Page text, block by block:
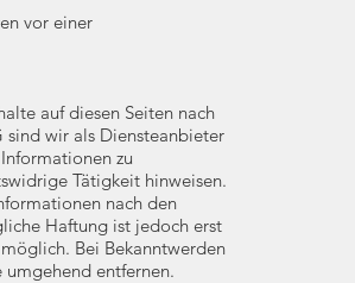
vor einer
auf diesen Seiten nach
wir als Diensteanbieter
zu
Tätigkeit hinweisen.
nach den
Haftung ist jedoch erst
Bei Bekanntwerden
umgehend entfernen.